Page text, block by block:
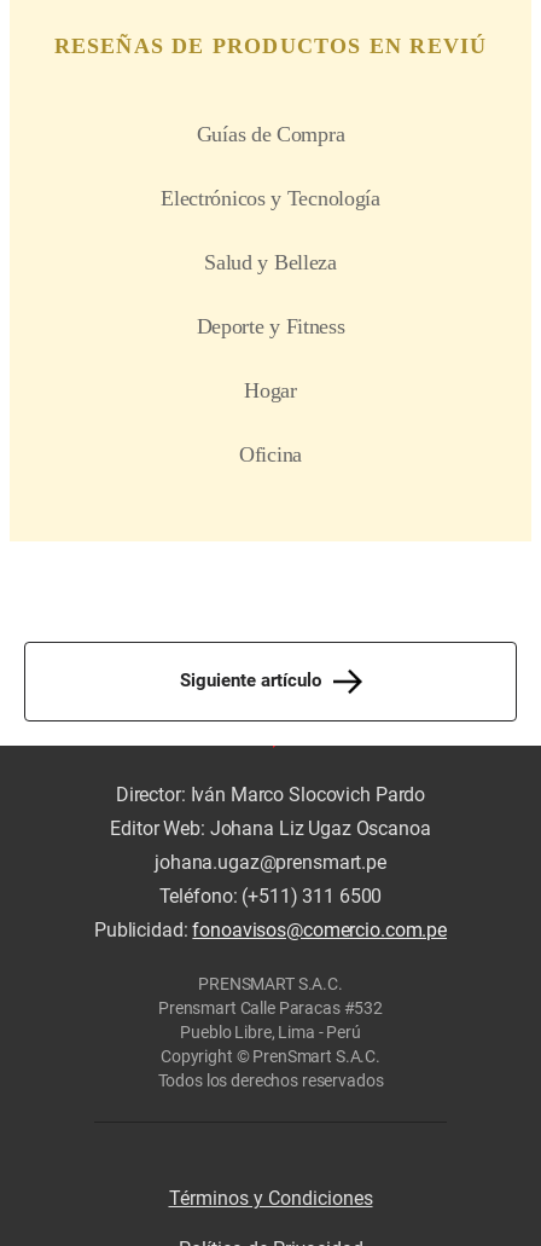
Siguiente artículo
Director: Iván Marco Slocovich Pardo
Editor Web: Johana Liz Ugaz Oscanoa
johana.ugaz@prensmart.pe
Teléfono: (+511) 311 6500
Publicidad:fonoavisos@comercio.com.pe
PRENSMART S.A.C.
Prensmart Calle Paracas #532
Pueblo Libre, Lima - Perú
Copyright © PrenSmart S.A.C.
Todos los derechos reservados
Términos y Condiciones